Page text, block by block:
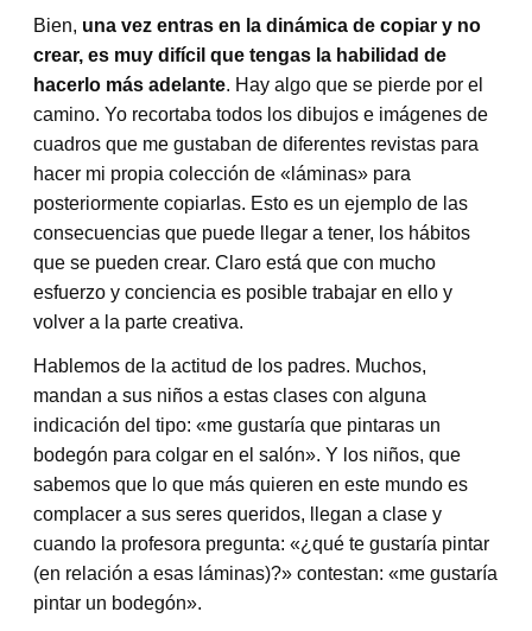
Bien, una vez entras en la dinámica de copiar y no
crear, es muy difícil que tengas la habilidad de
hacerlo más adelante. Hay algo que se pierde por el
camino. Yo recortaba todos los dibujos e imágenes de
cuadros que me gustaban de diferentes revistas para
hacer mi propia colección de «láminas» para
posteriormente copiarlas. Esto es un ejemplo de las
consecuencias que puede llegar a tener, los hábitos
que se pueden crear. Claro está que con mucho
esfuerzo y conciencia es posible trabajar en ello y
volver a la parte creativa.
Hablemos de la actitud de los padres. Muchos,
mandan a sus niños a estas clases con alguna
indicación del tipo: «me gustaría que pintaras un
bodegón para colgar en el salón». Y los niños, que
sabemos que lo que más quieren en este mundo es
complacer a sus seres queridos, llegan a clase y
cuando la profesora pregunta: «¿qué te gustaría pintar
(en relación a esas láminas)?» contestan: «me gustaría
pintar un bodegón».